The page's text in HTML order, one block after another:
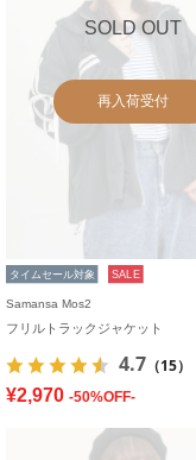
SOLD OUT
再入荷受付
タイムセール対象 SALE
Samansa Mos2
フリルトラックジャケット
4.7 （15）
¥2,970 -50%OFF-